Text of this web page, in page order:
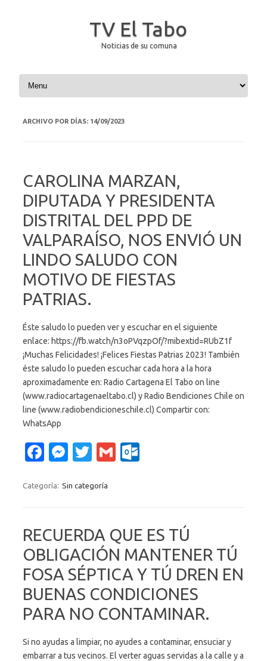
TV El Tabo
Noticias de su comuna
Saltar al contenido
ARCHIVO POR DÍAS: 14/09/2023
CAROLINA MARZAN,
DIPUTADA Y PRESIDENTA
DISTRITAL DEL PPD DE
VALPARAÍSO, NOS ENVIÓ UN
LINDO SALUDO CON
MOTIVO DE FIESTAS
PATRIAS.
Éste saludo lo pueden ver y escuchar en el siguiente
enlace: https://fb.watch/n3oPVqzpOf/?mibextid=RUbZ1f
¡Muchas Felicidades! ¡Felices Fiestas Patrias 2023! También
éste saludo lo pueden escuchar cada hora a la hora
aproximadamente en: Radio Cartagena El Tabo on line
(www.radiocartagenaeltabo.cl) y Radio Bendiciones Chile on
line (www.radiobendicioneschile.cl) Compartir con:
WhatsApp
Fa
e
o
o
k
M
se
g
er
T
it
r
G
k.
c
o
m
Categoría: Sin categoría
RECUERDA QUE ES TÚ
OBLIGACIÓN MANTENER TÚ
FOSA SÉPTICA Y TÚ DREN EN
BUENAS CONDICIONES
PARA NO CONTAMINAR.
Si no ayudas a limpiar, no ayudes a contaminar, ensuciar y
embarrar a tus vecinos. El verter aguas servidas a la calle y a